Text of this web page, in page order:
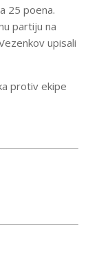
25 poena.
partiju na
upisali
protiv ekipe